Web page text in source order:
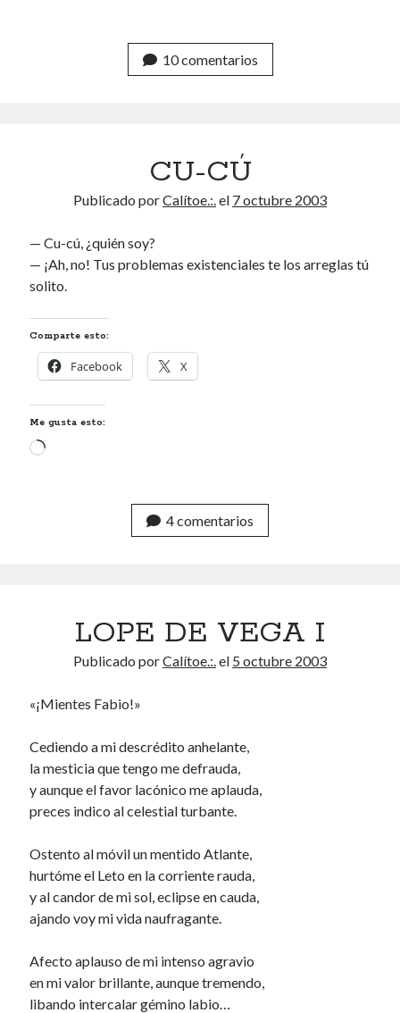
10 comentarios
CU-CÚ
Publicado porCalítoe.:.el 7 octubre 2003
— Cu-cú, ¿quién soy?
— ¡Ah, no! Tus problemas existenciales te los arreglas tú
solito.
Comparte esto:
Facebook X
Me gusta esto:
Cargando...
4 comentarios
LOPE DE VEGA I
Publicado porCalítoe.:.el 5 octubre 2003
«¡Mientes Fabio!»
Cediendo a mi descrédito anhelante,
la mesticia que tengo me defrauda,
y aunque el favor lacónico me aplauda,
preces indico al celestial turbante.
Ostento al móvil un mentido Atlante,
hurtóme el Leto en la corriente rauda,
y al candor de mi sol, eclipse en cauda,
ajando voy mi vida naufragante.
Afecto aplauso de mi intenso agravio
en mi valor brillante, aunque tremendo,
libando intercalar gémino labio…